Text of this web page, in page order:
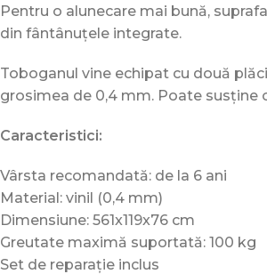
Pentru o alunecare mai bună,
din fântânuțele integrate.
Toboganul vine echipat cu două
grosimea de 0,4 mm. Poate susține
Caracteristici:
Vârsta recomandată: de la 6 ani
Material: vinil (0,4 mm)
Dimensiune: 561x119x76 cm
Greutate maximă suportată: 100 kg
Set de reparație inclus